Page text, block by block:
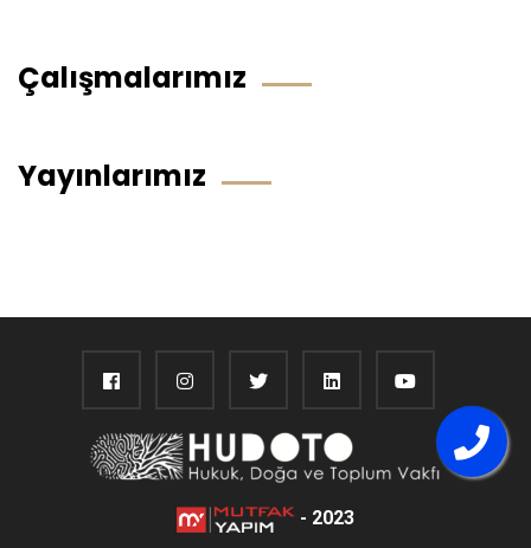
Çalışmalarımız
Yayınlarımız
- 2023